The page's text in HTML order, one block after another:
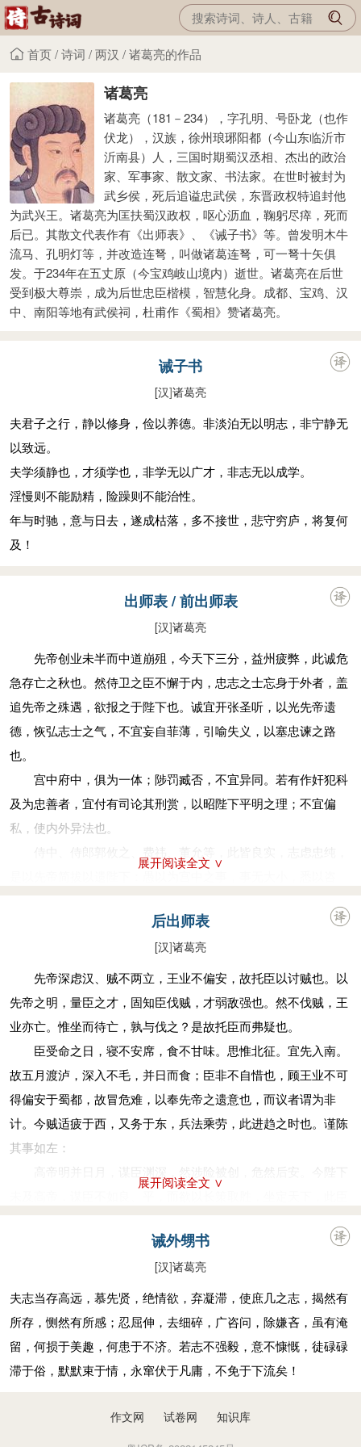
首页/诗词 /两汉 /诸葛亮的作品
诸葛亮
诸葛亮（181－234），字孔明、号卧龙（也作
伏龙），汉族，徐州琅琊阳都（今山东临沂市
沂南县）人，三国时期蜀汉丞相、杰出的政治
家、军事家、散文家、书法家。在世时被封为
武乡侯，死后追谥忠武侯，东晋政权特追封他
为武兴王。诸葛亮为匡扶蜀汉政权，呕心沥血，鞠躬尽瘁，死而
后已。其散文代表作有《出师表》、《诫子书》等。曾发明木牛
流马、孔明灯等，并改造连弩，叫做诸葛连弩，可一弩十矢俱
发。于234年在五丈原（今宝鸡岐山境内）逝世。诸葛亮在后世
受到极大尊崇，成为后世忠臣楷模，智慧化身。成都、宝鸡、汉
中、南阳等地有武侯祠，杜甫作《蜀相》赞诸葛亮。
诫子书
[汉]诸葛亮
夫君子之行，静以修身，俭以养德。非淡泊无以明志，非宁静无
以致远。
夫学须静也，才须学也，非学无以广才，非志无以成学。
淫慢则不能励精，险躁则不能治性。
年与时驰，意与日去，遂成枯落，多不接世，悲守穷庐，将复何
及！
出师表 / 前出师表
[汉]诸葛亮
先帝创业未半而中道崩殂，今天下三分，益州疲弊，此诚危
急存亡之秋也。然侍卫之臣不懈于内，忠志之士忘身于外者，盖
追先帝之殊遇，欲报之于陛下也。诚宜开张圣听，以光先帝遗
德，恢弘志士之气，不宜妄自菲薄，引喻失义，以塞忠谏之路
也。
宫中府中，俱为一体；陟罚臧否，不宜异同。若有作奸犯科
及为忠善者，宜付有司论其刑赏，以昭陛下平明之理；不宜偏
私，使内外异法也。
侍中、侍郎郭攸之、费祎、董允等，此皆良实，志虑忠纯，
将军向宠，性行淑均，晓畅军事，试用于昔日，先帝称之曰
能，是以众议举宠为督。愚以为营中之事，悉以咨之，必能使行
阵和睦，优劣得所。
亲贤臣，远小人，此先汉所以兴隆也；亲小人，远贤臣，此
后汉所以倾颓也。先帝在时，每与臣论此事，未尝不叹息痛恨于
桓、灵也。侍中、尚书、长史、参军，此悉贞良死节之臣，愿陛
下亲之信之，则汉室之隆，可计日而待也。
臣本布衣，躬耕于南阳，苟全性命于乱世，不求闻达于诸
侯。先帝不以臣卑鄙，猥自枉屈，三顾臣于草庐之中，咨臣以当
世之事，由是感激，遂许先帝以驱驰。后值倾覆，受任于败军之
际，奉命于危难之间，尔来二十有一年矣。
先帝知臣谨慎，故临崩寄臣以大事也。受命以来，夙夜忧
方已定，兵甲已足，当奖率三军，北定中原，庶竭驽钝，攘除奸
凶，兴复汉室，还于旧都。此臣所以报先帝而忠陛下之职分也。
今当远离，临表涕零，不知所言。
展开阅读全文 ∨
后出师表
[汉]诸葛亮
先帝深虑汉、贼不两立，王业不偏安，故托臣以讨贼也。以
先帝之明，量臣之才，固知臣伐贼，才弱敌强也。然不伐贼，王
业亦亡。惟坐而待亡，孰与伐之？是故托臣而弗疑也。
臣受命之日，寝不安席，食不甘味。思惟北征。宜先入南。
故五月渡泸，深入不毛，并日而食；臣非不自惜也，顾王业不可
得偏安于蜀都，故冒危难，以奉先帝之遗意也，而议者谓为非
计。今贼适疲于西，又务于东，兵法乘劳，此进趋之时也。谨陈
其事如左：
高帝明并日月，谋臣渊深，然涉险被创，危然后安。今陛下
刘繇、王朗各据州郡，论安言计，动引圣人，群疑满腹，众
难塞胸，今岁不战，明年不征，使孙策坐大，遂并江东，此臣之
未解二也。
曹操智计，殊绝于人，其用兵也，仿佛孙、吴，然困于南
阳，险于乌巢，危于祁连，逼于黎阳，几败北山，殆死潼关，然
后伪定一时耳。况臣才弱，而欲以不危而定之，此臣之未解三
曹操五攻昌霸不下，四越巢湖不成，任用李服而李服图之，
展开阅读全文 ∨
诫外甥书
[汉]诸葛亮
夫志当存高远，慕先贤，绝情欲，弃凝滞，使庶几之志，揭然有
所存，恻然有所感；忍屈伸，去细碎，广咨问，除嫌吝，虽有淹
留，何损于美趣，何患于不济。若志不强毅，意不慷慨，徒碌碌
滞于俗，默默束于情，永窜伏于凡庸，不免于下流矣！
作文网 试卷网 知识库